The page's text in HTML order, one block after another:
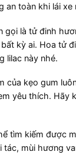
toàn khi lái
gọi là tử đinh
kỳ ai. Hoa tử
lilac này nhé.
của kẹo gum
yêu thích.
tìm kiếm được
mùi hương